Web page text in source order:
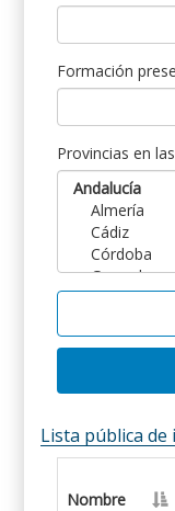
Formación
Provincias en
Lista pública
Nombre